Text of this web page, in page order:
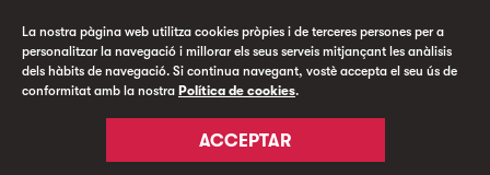
La nostra pàgina web utilitza cookies pròpies i de terceres persones per a
personalitzar la navegació i millorar els seus serveis mitjançant les anàlisis
dels hàbits de navegació. Si continua navegant, vostè accepta el seu ús de
conformitat amb la nostra Política de cookies.
ACCEPTAR